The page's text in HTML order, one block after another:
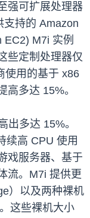
强可扩展处理器
支持的 Amazon
M7i 实例
些定制处理器仅
使用的基于 x86
高多达 15%。
出多达 15%。
续高 CPU 使用
戏服务器、基于
流。M7i 提供更
）以及两种裸机
这些裸机大小